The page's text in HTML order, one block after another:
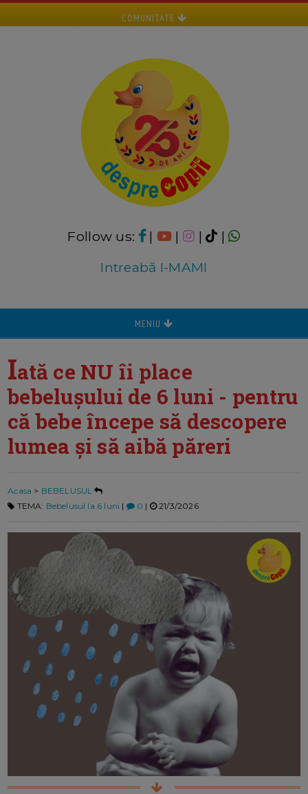
COMUNITATE
Follow us: | | |
|
Intreabă I-MAMI
MENIU
Iată ce NU îi place
bebelușului de 6 luni - pentru
că bebe începe să descopere
lumea şi să aibă păreri
Acasa > BEBELUSUL
TEMA: Bebelusul la 6 luni | 0 | 21/3/2026